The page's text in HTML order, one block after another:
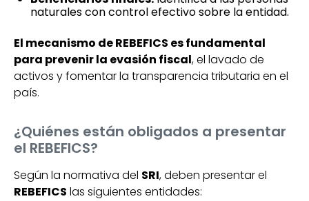
naturales con control efectivo sobre la entidad.
El mecanismo de REBEFICS es fundamental
para prevenir la evasión fiscal, el lavado de
activos y fomentar la transparencia tributaria en el
país.
¿Quiénes están obligados a presentar
el REBEFICS?
Según la normativa del SRI, deben presentar el
REBEFICS las siguientes entidades: